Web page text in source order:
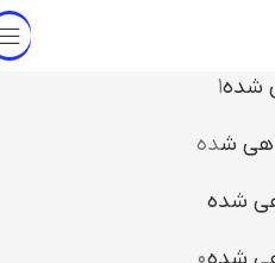
شده۱
شده
شده